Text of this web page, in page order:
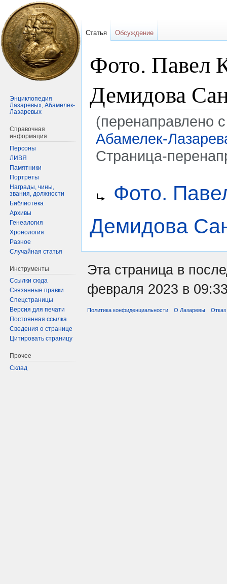
Фото. Павел
Демидова
(перенаправлено
Абамелек-
Страница-
навигации
поиску
Фото.
Демидова
Статья Обсуждение
Энциклопедия
Лазаревых, Абамелек-
Лазаревых
Справочная
информация
Персоны
ЛИВЯ
Памятники
Портреты
Награды, чины,
звания, должности
Библиотека
Архивы
Генеалогия
Хронология
Разное
Случайная статья
Инструменты
Ссылки сюда
Связанные правки
Спецстраницы
Версия для печати
Постоянная ссылка
Сведения о странице
Цитировать страницу
Прочее
Склад
Эта страница в
февраля 2023 в
Политика конфиденциальности О Лазаревы Отказ